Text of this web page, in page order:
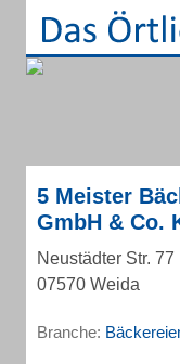
5 Meister
GmbH & Co.
Neustädter Str. 77
07570 Weida
Branche: